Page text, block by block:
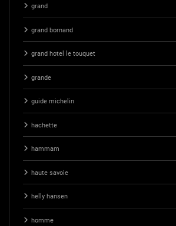
grand
grand bornand
grand hotel le touquet
grande
guide michelin
hachette
hammam
haute savoie
helly hansen
homme